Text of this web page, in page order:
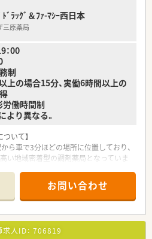
して還元される仕組みがあります。
には借上社宅制度が利用でき、自己負担
など福利厚生が大変充実しています。
ﾞﾗｯｸﾞ＆ﾌｧ-ﾏｼｰ西日本
三原薬局
：00
制
上の場合15分、実働6時間以上の
働時間制
り異なる。
いて】
ら車で3分ほどの場所に位置しており、
い地域密着型の調剤薬局となっていま
インに応需しており、1日あたりの処方
ており、広域からも受け付けています。
非常勤薬剤師2名の体制で運営してお
って日々の業務に専念できる人員配置で
お問い合わせ
人ID： 706819